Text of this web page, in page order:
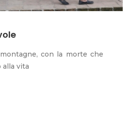
con la morte che
alla vita